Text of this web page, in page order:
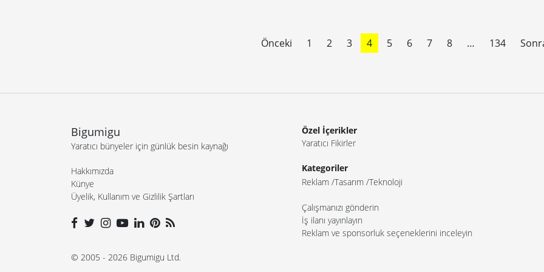
Önceki 1 2 3 4 5 6 7 8 … 134
Bigumigu
Yaratıcı bünyeler için günlük besin kaynağı
Hakkımızda
Künye
Üyelik, Kullanım ve Gizlilik Şartları
© 2005 - 2026 Bigumigu Ltd.
Özel İçerikler
Yaratıcı Fikirler
Kategoriler
Reklam Tasarım Teknoloji
Çalışmanızı gönderin
İş ilanı yayınlayın
Reklam ve sponsorluk seçeneklerini inceleyin